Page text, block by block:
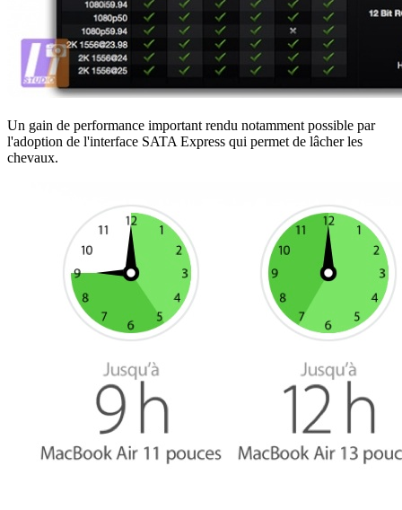
Un gain de performance important rendu notamment possible par
l'adoption de l'interface SATA Express qui permet de lâcher les
chevaux.